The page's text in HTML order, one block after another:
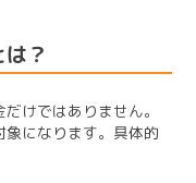
？
けではありません。
になります。具体的